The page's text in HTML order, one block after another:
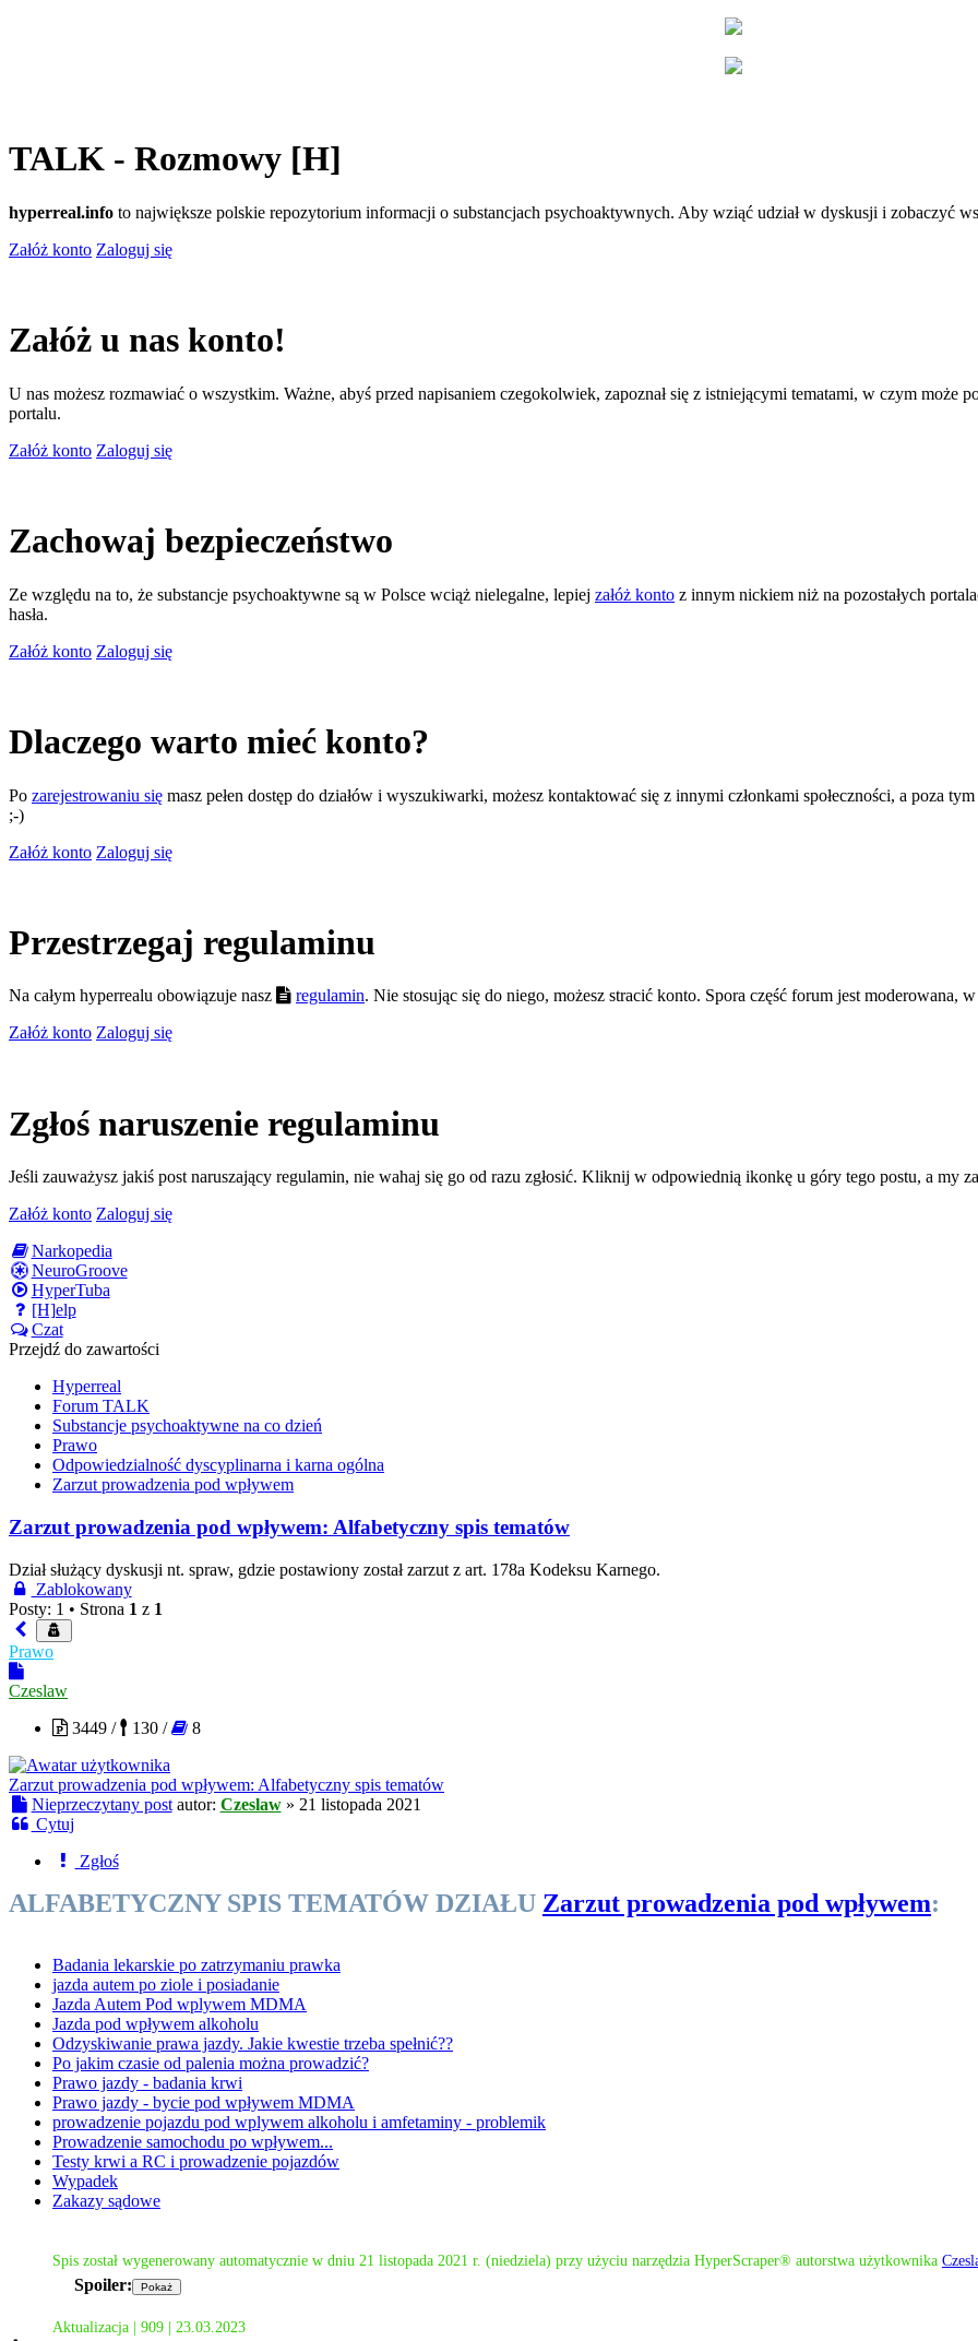
TALK - Rozmowy [H]
hyperreal.info to największe polskie repozytorium informacji o substancjach psychoaktywnych. Aby wziąć udział w dyskusji i zobaczyć
Załóż konto Zaloguj się
Załóż u nas konto!
U nas możesz rozmawiać o wszystkim. Ważne, abyś przed napisaniem czegokolwiek, zapoznał się z istniejącymi tematami, w czym może
portalu.
Załóż konto Zaloguj się
Zachowaj bezpieczeństwo
Ze względu na to, że substancje psychoaktywne są w Polsce wciąż nielegalne, lepiej załóż konto z innym nickiem niż na pozostałych
hasła.
Załóż konto Zaloguj się
Dlaczego warto mieć konto?
Po zarejestrowaniu się masz pełen dostęp do działów i wyszukiwarki, możesz kontaktować się z innymi członkami społeczności, a poza
;-)
Załóż konto Zaloguj się
Przestrzegaj regulaminu
Na całym hyperrealu obowiązuje nasz regulamin. Nie stosując się do niego, możesz stracić konto. Spora część forum jest moderowana,
Załóż konto Zaloguj się
Zgłoś naruszenie regulaminu
Jeśli zauważysz jakiś post naruszający regulamin, nie wahaj się go od razu zgłosić. Kliknij w odpowiednią ikonkę u góry tego postu, a my
Załóż konto Zaloguj się
Narkopedia
NeuroGroove
HyperTuba
[H]elp
Czat
Przejdź do zawartości
Hyperreal
Forum TALK
Substancje psychoaktywne na co dzień
Prawo
Odpowiedzialność dyscyplinarna i karna ogólna
Zarzut prowadzenia pod wpływem
Zarzut prowadzenia pod wpływem: Alfabetyczny spis tematów
Dział służący dyskusji nt. spraw, gdzie postawiony został zarzut z art. 178a Kodeksu Karnego.
Zablokowany
Posty: 1 • Strona 1 z 1
Prawo
Czeslaw
3449 /
130 / 8
Zarzut prowadzenia pod wpływem: Alfabetyczny spis tematów
Nieprzeczytany post autor: Czeslaw» 21 listopada 2021
Cytuj
Zgłoś
ALFABETYCZNY SPIS TEMATÓW DZIAŁU Zarzut prowadzenia pod wpływem:
Badania lekarskie po zatrzymaniu prawka
jazda autem po ziole i posiadanie
Jazda Autem Pod wplywem MDMA
Jazda pod wpływem alkoholu
Odzyskiwanie prawa jazdy. Jakie kwestie trzeba spełnić??
Po jakim czasie od palenia można prowadzić?
Prawo jazdy - badania krwi
Prawo jazdy - bycie pod wpływem MDMA
prowadzenie pojazdu pod wplywem alkoholu i amfetaminy - problemik
Prowadzenie samochodu po wpływem...
Testy krwi a RC i prowadzenie pojazdów
Wypadek
Zakazy sądowe
Spis został wygenerowany automatycznie w dniu 21 listopada 2021 r. (niedziela) przy użyciu narzędzia HyperScraper® autorstwa użytkownika
Spoiler:
Aktualizacja | 909 | 23.03.2023